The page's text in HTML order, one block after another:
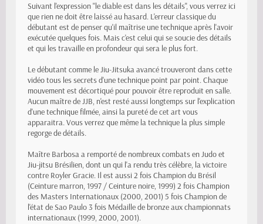
Suivant l'expression "le diable est dans les détails", vous verrez ici
que rien ne doit être laissé au hasard. L'erreur classique du
débutant est de penser qu'il maîtrise une technique après l'avoir
exécutée quelques fois. Mais c'est celui qui se soucie des détails
et qui les travaille en profondeur qui sera le plus fort.
Le débutant comme le Jiu-Jitsuka avancé trouveront dans cette
vidéo tous les secrets d'une technique point par point. Chaque
mouvement est décortiqué pour pouvoir être reproduit en salle.
Aucun maître de JJB, n'est resté aussi longtemps sur l'explication
d'une technique filmée, ainsi la pureté de cet art vous
apparaitra. Vous verrez que même la technique la plus simple
regorge de détails.
Maître Barbosa a remporté de nombreux combats en Judo et
Jiu-jitsu Brésilien, dont un qui l'a rendu très célèbre, la victoire
contre Royler Gracie. Il est aussi 2 fois Champion du Brésil
(Ceinture marron, 1997 / Ceinture noire, 1999) 2 fois Champion
des Masters Internationaux (2000, 2001) 5 fois Champion de
l'état de Sao Paulo 3 fois Médaille de bronze aux championnats
internationaux (1999, 2000, 2001).